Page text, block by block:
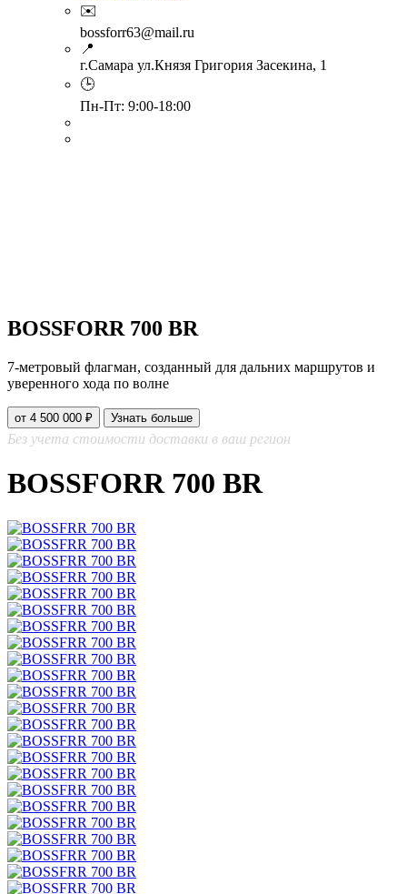
✉️
bossforr63@mail.ru
📍
г.Самара ул.Князя Григория Засекина, 1
🕒
Пн-Пт: 9:00-18:00
BOSSFORR 700 BR
7‑метровый флагман, созданный для дальних маршрутов и
уверенного хода по волне
от 4 500 000 ₽ Узнать больше
Без учета стоимости доставки в ваш регион
BOSSFORR 700 BR